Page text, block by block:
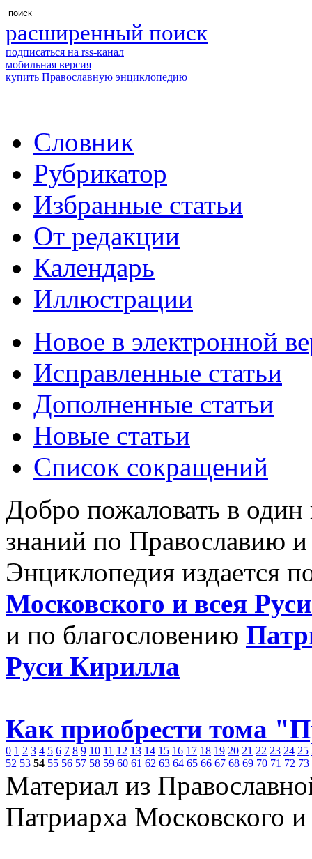
расширенный поиск
подписаться на rss-канал
мобильная версия
купить Православную энциклопедию
Словник
Рубрикатор
Избранные статьи
От редакции
Календарь
Иллюстрации
Новое в электронной
Исправленные статьи
Дополненные статьи
Новые статьи
Список сокращений
Добро пожаловать в
знаний по Православию
Энциклопедия издается
Московского и всея
и по благословению
Руси Кирилла
Как приобрести тома
0 1 2 3 4 5 6 7 8 9 10 11 12 13 14 15 16 17 18 19 20 21 22 23 24 25
52 53 54 55 56 57 58 59 60 61 62 63 64 65 66 67 68 69 70 71 72 73
Материал из
Патриарха Московского